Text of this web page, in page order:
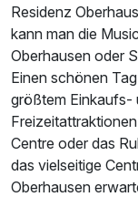
Mehrbettzimmer
2 Erwachsene und
Residenz
kann man die
Oberhausen oder
Einen schönen
größtem Einkaufs-
Centre oder das
das vielseitige
Oberhausen